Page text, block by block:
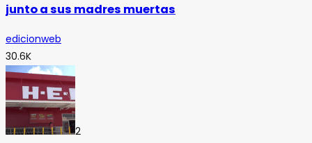
junto a sus madres muertas
edicionweb
30.6K
2